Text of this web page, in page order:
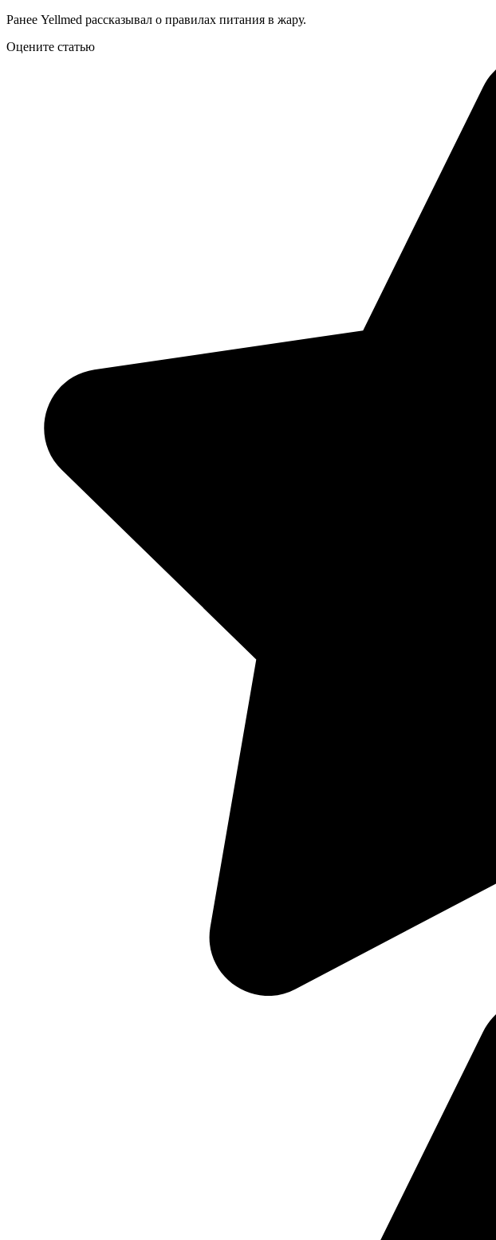
Ранее Yellmed рассказывал о правилах питания в жару.
Оцените статью